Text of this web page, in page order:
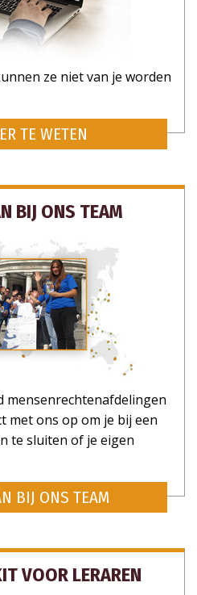
ze niet van je worden
TE WETEN
BIJ ONS TEAM
mensenrechtenafdelingen
met ons op om je bij een
te sluiten of je eigen
BIJ ONS TEAM
VOOR LERAREN